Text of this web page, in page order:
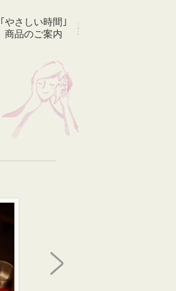
｢やさしい時間｣
商品のご案内